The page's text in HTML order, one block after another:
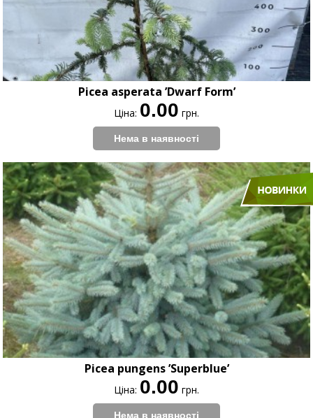
Picea asperata ’Dwarf Form’
Ціна: 0.00 грн.
Picea pungens ’Superblue’
Ціна: 0.00 грн.